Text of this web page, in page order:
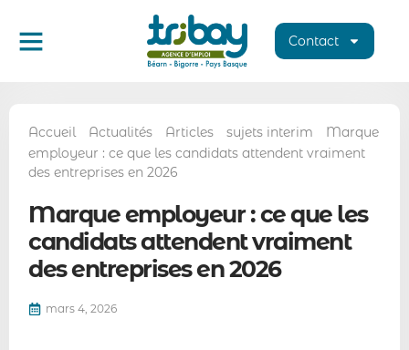
Contact
Accueil Actualités Articles sujets interim
Marque
employeur : ce que les candidats attendent vraiment
des entreprises en 2026
Marque employeur : ce que les
candidats attendent vraiment
des entreprises en 2026
mars 4, 2026